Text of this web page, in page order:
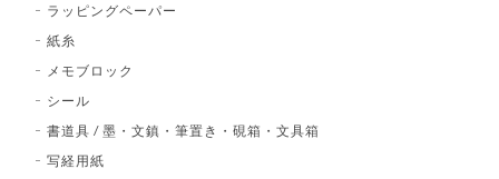
ラッピングペーパー
紙糸
メモブロック
シール
書道具 / 墨・文鎮・筆置き・硯箱・文具箱
写経用紙